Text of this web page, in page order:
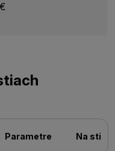
Parametre Na